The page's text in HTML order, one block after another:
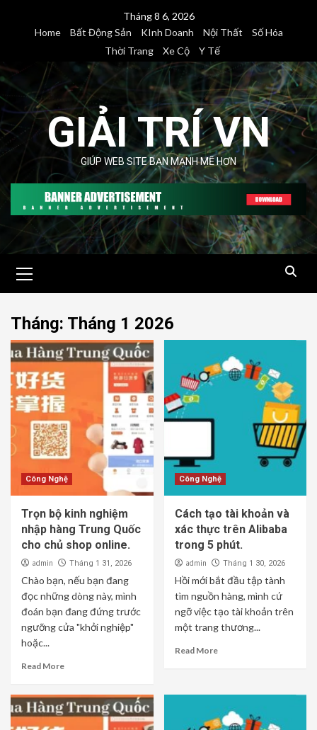
Tháng 8 6, 2026
Home
Bất Động Sản KInh Doanh Nội Thất
Số Hóa
Thời Trang
Xe Cộ Y Tế
GIẢI TRÍ VN
GIÚP WEB SITE BẠN MẠNH MẼ HƠN
Menu
Tháng: Tháng 1 2026
Công Nghệ
Trọn bộ kinh nghiệm
nhập hàng Trung Quốc
cho chủ shop online.
admin Tháng 1 31, 2026
Chào bạn, nếu bạn đang
đọc những dòng này, mình
đoán bạn đang đứng trước
ngưỡng cửa "khởi nghiệp"
hoặc...
Read More
Công Nghệ
Cách tạo tài khoản và
xác thực trên Alibaba
trong 5 phút.
admin Tháng 1 30, 2026
Hồi mới bắt đầu tập tành
tìm nguồn hàng, mình cứ
ngỡ việc tạo tài khoản trên
một trang thương...
Read More